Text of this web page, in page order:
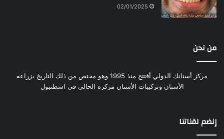
02/01/2025
من نحن
مركز أسنانك الدولي أفتتح منذ 1995 وهو مختص من ذلك التاريخ بزراعة
الأسنان وتركيبات الأسنان مركزه الحالي في اسطنبول
إنضم لقناتنا